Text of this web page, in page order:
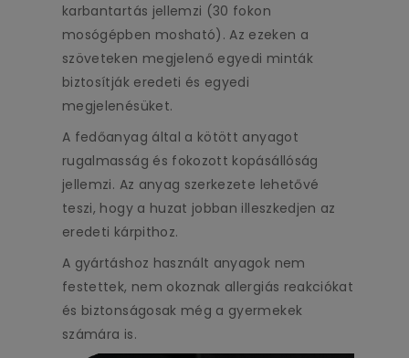
karbantartás jellemzi (30 fokon
mosógépben mosható). Az ezeken a
szöveteken megjelenő egyedi minták
biztosítják eredeti és egyedi
megjelenésüket.
A fedőanyag által a kötött anyagot
rugalmasság és fokozott kopásállóság
jellemzi. Az anyag szerkezete lehetővé
teszi, hogy a huzat jobban illeszkedjen az
eredeti kárpithoz.
A gyártáshoz használt anyagok nem
festettek, nem okoznak allergiás reakciókat
és biztonságosak még a gyermekek
számára is.